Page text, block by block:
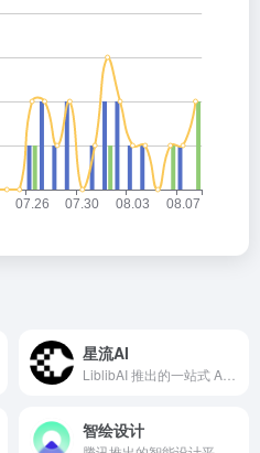
星流AI
智绘设计